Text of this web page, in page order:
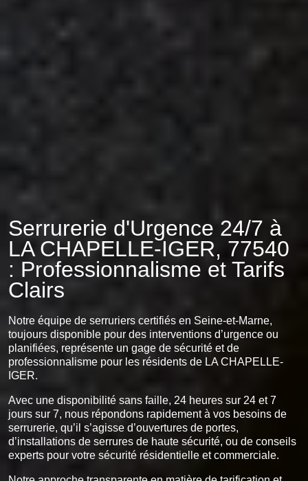
Serrurerie d'Urgence 24/7 à
LA CHAPELLE-IGER, 77540
: Professionnalisme et Tarifs
Clairs
Notre équipe de serruriers certifiés en Seine-et-Marne,
toujours disponible pour des interventions d’urgence ou
planifiées, représente un gage de sécurité et de
professionnalisme pour les résidents de LA CHAPELLE-
IGER.
Avec une disponibilité sans faille, 24 heures sur 24 et 7
jours sur 7, nous répondons rapidement à vos besoins de
serrurerie, qu’il s’agisse d’ouvertures de portes,
d’installations de serrures de haute sécurité, ou de conseils
experts pour votre sécurité résidentielle et commerciale.